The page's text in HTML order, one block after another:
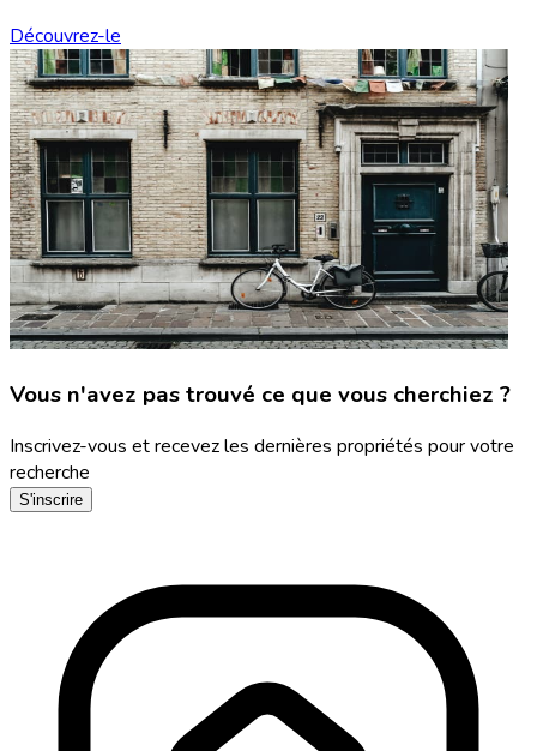
Découvrez-le
Vous n'avez pas trouvé ce que vous cherchiez ?
Inscrivez-vous et recevez les dernières propriétés pour votre
recherche
S'inscrire